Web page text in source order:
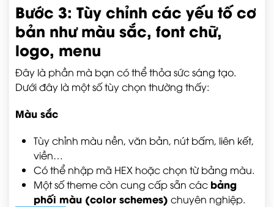
Bước 3: Tùy chỉnh các yếu tố cơ
bản như màu sắc, font chữ,
logo, menu
Đây là phần mà bạn có thể thỏa sức sáng tạo.
Dưới đây là một số tùy chọn thường thấy:
Màu sắc
Tùy chỉnh màu nền, văn bản, nút bấm, liên kết,
viền…
Có thể nhập mã HEX hoặc chọn từ bảng màu.
Một số theme còn cung cấp sẵn các bảng
phối màu (color schemes) chuyên nghiệp.